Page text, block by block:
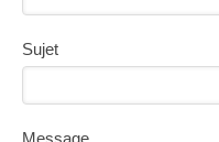
Sujet
Message